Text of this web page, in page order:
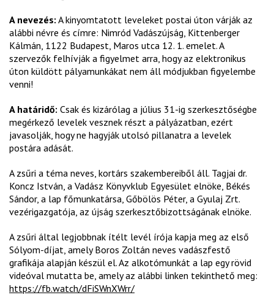
A nevezés: A kinyomtatott leveleket postai úton várják az
alábbi névre és címre: Nimród Vadászújság, Kittenberger
Kálmán, 1122 Budapest, Maros utca 12. 1. emelet. A
szervezők felhívják a figyelmet arra, hogy az elektronikus
úton küldött pályamunkákat nem áll módjukban figyelembe
venni!
A határidő: Csak és kizárólag a július 31-ig szerkesztőségbe
megérkező levelek vesznek részt a pályázatban, ezért
javasolják, hogy ne hagyják utolsó pillanatra a levelek
postára adását.
A zsűri a téma neves, kortárs szakembereiből áll. Tagjai dr.
Koncz István, a Vadász Könyvklub Egyesület elnöke, Békés
Sándor, a lap főmunkatársa, Gőbölös Péter, a Gyulaj Zrt.
vezérigazgatója, az újság szerkesztőbizottságának elnöke.
A zsűri által legjobbnak ítélt levél írója kapja meg az első
Sólyom-díjat, amely Boros Zoltán neves vadászfestő
grafikája alapján készül el. Az alkotómunkát a lap egy rövid
videóval mutatta be, amely az alábbi linken tekinthető meg:
https://fb.watch/dFiSWnXWrr/